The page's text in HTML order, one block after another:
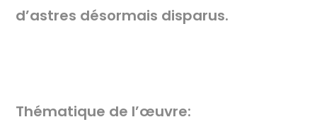
d’astres désormais disparus.
Thématique de l’œuvre: